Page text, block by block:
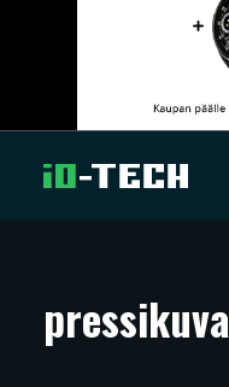
ARTIKKELIT
pressikuva